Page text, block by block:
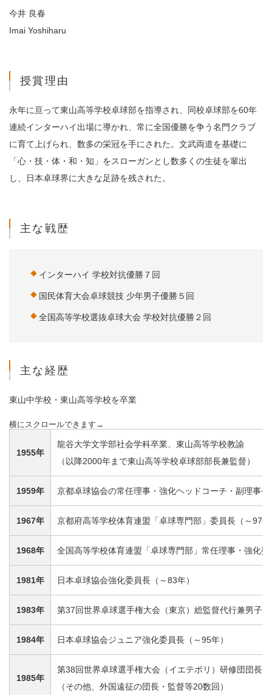
今井 良春
Imai Yoshiharu
授賞理由
永年に亘って東山高等学校卓球部を指導され、同校卓球部を60年
連続インターハイ出場に導かれ、常に全国優勝を争う名門クラブ
に育て上げられ、数多の栄冠を手にされた。文武両道を基礎に
「心・技・体・和・知」をスローガンとし数多くの生徒を輩出
し、日本卓球界に大きな足跡を残された。
主な戦歴
インターハイ 学校対抗優勝７回
国民体育大会卓球競技 少年男子優勝５回
全国高等学校選抜卓球大会 学校対抗優勝２回
主な経歴
東山中学校・東山高等学校を卒業
1955年
龍谷大学文学部社会学科卒業、東山高等学校教諭
（以降2000年まで東山高等学校卓球部部長兼監督）
1959年 京都卓球協会の常任理事・強化ヘッドコーチ・副理事
1967年 京都府高等学校体育連盟「卓球専門部」委員長（～97
1968年 全国高等学校体育連盟「卓球専門部」常任理事・強化
1981年 日本卓球協会強化委員長（～83年）
1983年 第37回世界卓球選手権大会（東京）総監督代行兼男子
1984年 日本卓球協会ジュニア強化委員長（～95年）
1985年
第38回世界卓球選手権大会（イエテボリ）研修団団長
（その他、外国遠征の団長・監督等20数回）